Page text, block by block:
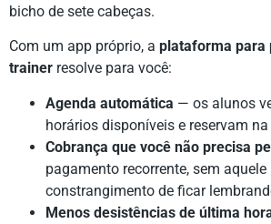
bicho de sete cabeças.
Com um app próprio, a plataforma para
trainer resolve para você:
Agenda automática — os alunos
horários disponíveis e reservam na
Cobrança que você não precisa
pagamento recorrente, sem aquele
constrangimento de ficar
Menos desistências de última